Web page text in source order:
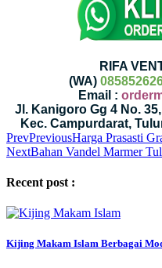
RIFA
(WA)
Email :
Jl. Kanigoro Gg 4 No.
Kec. Campurdarat,
PrevPreviousHarga Prasasti
NextBahan Vandel Marmer
Recent post :
Kijing Makam Islam Berbagai